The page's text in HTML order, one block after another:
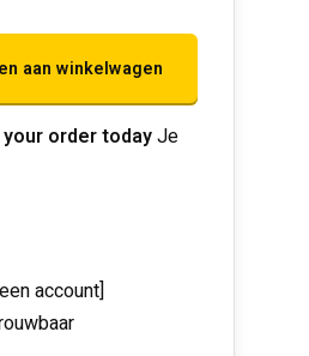
aan winkelwagen
order todayJe
account]